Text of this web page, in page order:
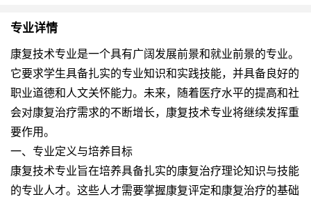
专业详情
康复技术专业是一个具有广阔发展前景和就业前景的专业。
它要求学生具备扎实的专业知识和实践技能，并具备良好的
职业道德和人文关怀能力。未来，随着医疗水平的提高和社
会对康复治疗需求的不断增长，康复技术专业将继续发挥重
要作用。
一、专业定义与培养目标
康复技术专业旨在培养具备扎实的康复治疗理论知识与技能
的专业人才。这些人才需要掌握康复评定和康复治疗的基础